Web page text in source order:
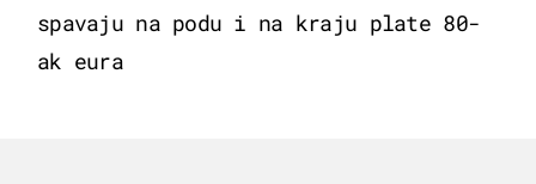
spavaju na podu i na kraju plate 80-
ak eura